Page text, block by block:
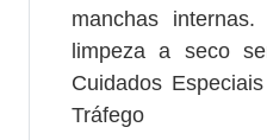
manchas
limpeza a seco
Cuidados
Tráfego